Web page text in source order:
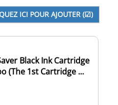
Black Ink Cartridge
(The 1st Cartridge ...